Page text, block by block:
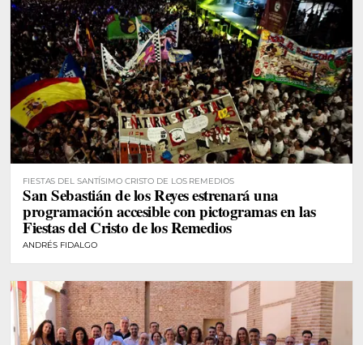
FIESTAS DEL SANTÍSIMO CRISTO DE LOS REMEDIOS
San Sebastián de los Reyes estrenará una
programación accesible con pictogramas en las
Fiestas del Cristo de los Remedios
ANDRÉS FIDALGO